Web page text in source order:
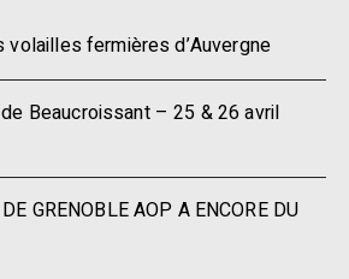
fermières d’Auvergne
Beaucroissant – 25 & 26 avril
GRENOBLE AOP A ENCORE DU